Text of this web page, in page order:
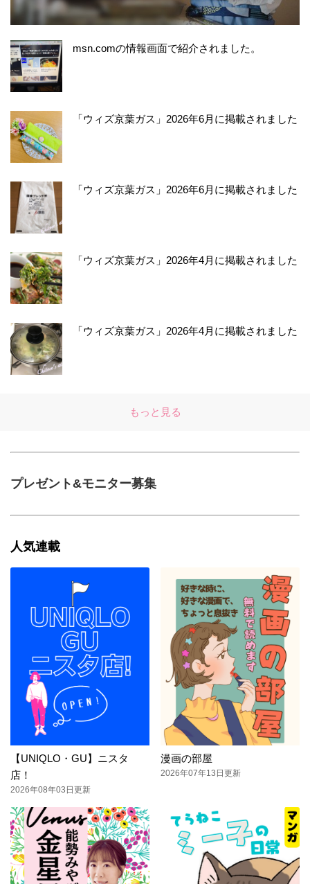
msn.comの情報画面で紹介されました。
「ウィズ京葉ガス」2026年6月に掲載されました
「ウィズ京葉ガス」2026年6月に掲載されました
「ウィズ京葉ガス」2026年4月に掲載されました
「ウィズ京葉ガス」2026年4月に掲載されました
もっと見る
プレゼント&モニター募集
人気連載
【UNIQLO・GU】ニスタ
店！
2026年08年03日更新
漫画の部屋
2026年07年13日更新